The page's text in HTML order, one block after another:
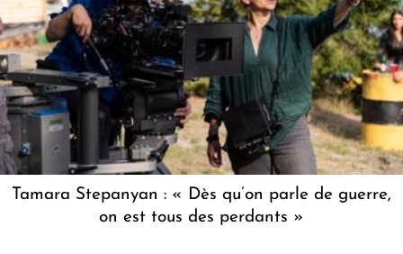
Tamara Stepanyan : « Dès qu’on parle de guerre,
on est tous des perdants »